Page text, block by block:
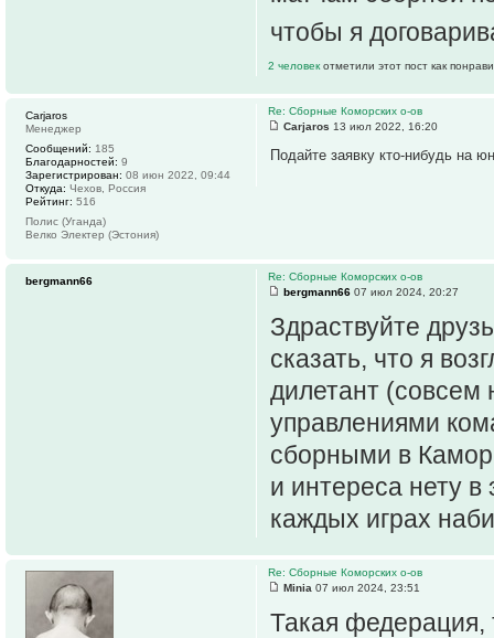
чтобы я
2 человек отметили этот пост как
Re: Сборные Коморских о-ов
Carjaros 13 июл 2022, 16:20
Подайте заявку кто-нибудь на
Carjaros
Менеджер
Сообщений: 185
Благодарностей: 9
Зарегистрирован: 08 июн 2022, 09:44
Откуда: Чехов, Россия
Рейтинг: 516
Полис (Уганда)
Велко Электер (Эстония)
Re: Сборные Коморских о-ов
bergmann66 07 июл 2024, 20:27
Здраствуйте
сказать, что я
дилетант (совсем
управлениями
сборными в
и интереса нету
каждых играх
bergmann66
Re: Сборные Коморских о-ов
Minia 07 июл 2024, 23:51
Такая федерация,